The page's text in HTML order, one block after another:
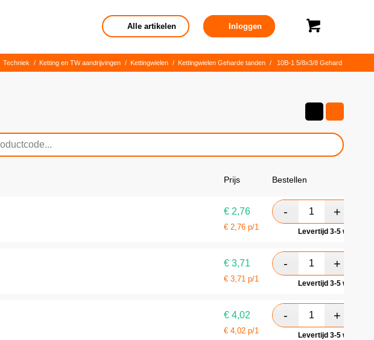
Alle artikelen Inloggen
Techniek / Ketting en TW aandrijvingen / Kettingwielen / Kettingwielen Geharde tanden / 10B-1 5/8x3/8 Gehard
Prijs Bestellen
€ 2,76
€ 2,76 p/1 Levertijd 3-5
€ 3,71
€ 3,71 p/1 Levertijd 3-5
€ 4,02
€ 4,02 p/1 Levertijd 3-5